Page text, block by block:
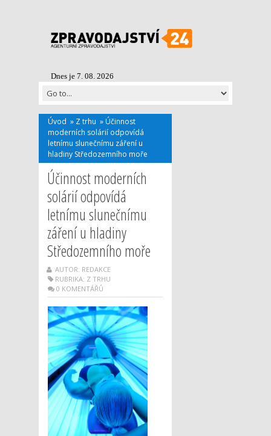
Dnes je 7. 08. 2026
Úvod » Z trhu » Účinnost
moderních solárií odpovídá
letnímu slunečnímu záření u
hladiny Středozemního moře
Účinnost moderních
solárií odpovídá
letnímu slunečnímu
záření u hladiny
Středozemního moře
AUTOR: REDAKCE
RUBRIKA: Z TRHU
0 KOMENTÁŘŮ